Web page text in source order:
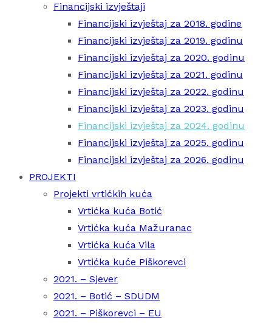
Financijski izvještaji
Financijski izvještaj za 2018. godine
Financijski izvještaj za 2019. godinu
Financijski izvještaj za 2020. godinu
Financijski izvještaj za 2021. godinu
Financijski izvještaj za 2022. godinu
Financijski izvještaj za 2023. godinu
Financijski izvještaj za 2024. godinu
Financijski izvještaj za 2025. godinu
Financijski izvještaj za 2026. godinu
PROJEKTI
Projekti vrtićkih kuća
Vrtićka kuća Botić
Vrtićka kuća Mažuranac
Vrtićka kuća Vila
Vrtićka kuće Piškorevci
2021. – Sjever
2021. – Botić – SDUDM
2021. – Piškorevci – EU